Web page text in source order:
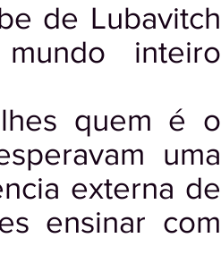
de Lubavitch
inteiro
lhes quem é o
uma
externa de
ensinar com